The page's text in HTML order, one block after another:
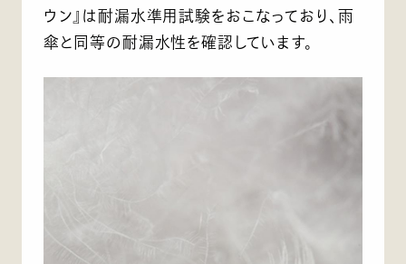
ウン』は耐漏水準用試験をおこなっており、雨
傘と同等の耐漏水性を確認しています。